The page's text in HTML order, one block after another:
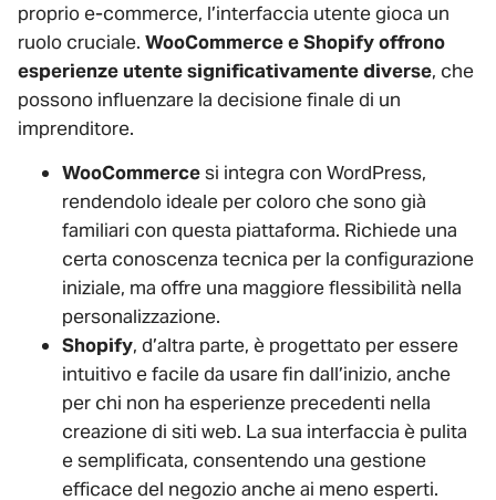
proprio e-commerce, l’interfaccia utente gioca un
ruolo cruciale. WooCommerce e Shopify offrono
esperienze utente significativamente diverse, che
possono influenzare la decisione finale di un
imprenditore.
WooCommercesi integra con WordPress,
rendendolo ideale per coloro che sono già
familiari con questa piattaforma. Richiede una
certa conoscenza tecnica per la configurazione
iniziale, ma offre una maggiore flessibilità nella
personalizzazione.
Shopify, d’altra parte, è progettato per essere
intuitivo e facile da usare fin dall’inizio, anche
per chi non ha esperienze precedenti nella
creazione di siti web. La sua interfaccia è pulita
e semplificata, consentendo una gestione
efficace del negozio anche ai meno esperti.